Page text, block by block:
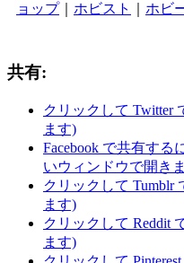
ョップ｜ ホビスト ホビ
共有:
クリックして Twitter
ます)
Facebook で共有する
いウィンドウで開き
クリックして Tumblr
ます)
クリックして Reddit
ます)